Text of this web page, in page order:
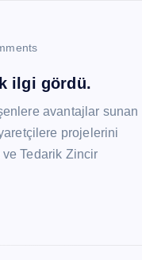
ilgi gördü.
avantajlar sunan
projelerini
ve Tedarik Zincir